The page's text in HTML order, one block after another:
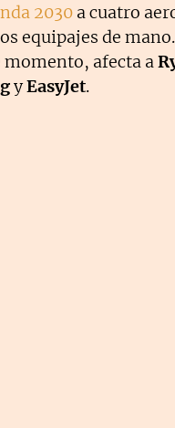
2030 a cuatro
equipajes de
momento, afecta a
yEasyJet.